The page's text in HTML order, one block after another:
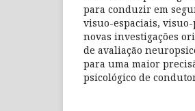
para conduzir em
visuo-espaciais, visuo-
novas investigações
de avaliação
para uma maior
psicológico de